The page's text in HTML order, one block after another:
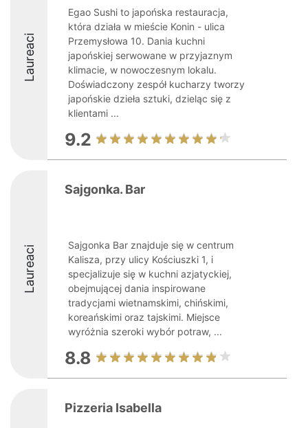
Laureaci
Egao Sushi to japońska restauracja,
która działa w mieście Konin - ulica
Przemysłowa 10. Dania kuchni
japońskiej serwowane w przyjaznym
klimacie, w nowoczesnym lokalu.
Doświadczony zespół kucharzy tworzy
japońskie dzieła sztuki, dzieląc się z
klientami ...
9.2
Laureaci
Sajgonka. Bar
Sajgonka Bar znajduje się w centrum
Kalisza, przy ulicy Kościuszki 1, i
specjalizuje się w kuchni azjatyckiej,
obejmującej dania inspirowane
tradycjami wietnamskimi, chińskimi,
koreańskimi oraz tajskimi. Miejsce
wyróżnia szeroki wybór potraw, ...
8.8
Pizzeria Isabella